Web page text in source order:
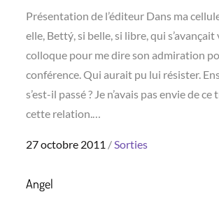
Présentation de l’éditeur Dans ma
elle, Bettý, si belle, si libre, qui s’avançait
colloque pour me dire son admiration
conférence. Qui aurait pu lui résister.
s’est-il passé ? Je n’avais pas envie de ce
cette relation.…
Posted
27 octobre 2011 Sorties
Angel